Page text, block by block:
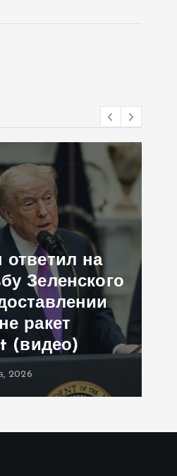
ответил на
Зеленского
ракет
(видео)
2026